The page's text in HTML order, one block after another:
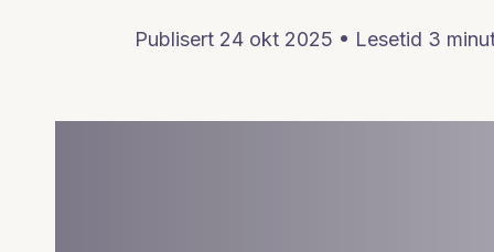
Publisert 24 okt 2025 • Lesetid 3